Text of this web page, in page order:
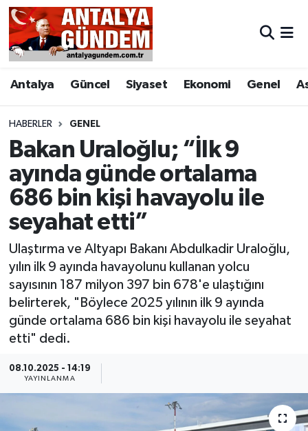
Antalya Güncel Siyaset Ekonomi Genel
HABERLER GENEL
Bakan Uraloğlu; “İlk 9
ayında günde ortalama
686 bin kişi havayolu ile
seyahat etti”
Ulaştırma ve Altyapı Bakanı Abdulkadir Uraloğlu,
yılın ilk 9 ayında havayolunu kullanan yolcu
sayısının 187 milyon 397 bin 678'e ulaştığını
belirterek, "Böylece 2025 yılının ilk 9 ayında
günde ortalama 686 bin kişi havayolu ile seyahat
etti" dedi.
08.10.2025 - 14:19
YAYINLANMA
Antalya
Asayiş
Bilim & Teknoloji
Bölge
EĞİTİM
Ekonomi
Genel
Görüntülü Haber
Güncel
Kültür & Sanat
Antalya Nöbetçi Eczaneler
Antalya Hava Durumu
Antalya Namaz Vakitleri
Antalya Trafik Yoğunluk Haritası
Süper Lig Puan Durumu ve Fikstür
Tüm Manşetler
Son Dakika Haberleri
Haber Arşivi